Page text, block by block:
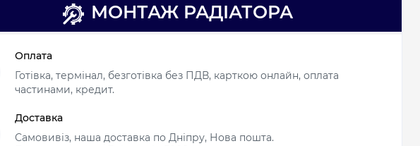
МОНТАЖ РАДІАТОРА
Оплата
Готівка, термінал, безготівка без ПДВ, карткою онлайн, оплата
частинами, кредит.
Доставка
Самовивіз, наша доставка по Дніпру, Нова пошта.